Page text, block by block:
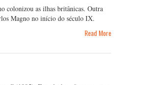
colonizou as ilhas britânicas. Outra
Magno no início do século IX.
Read More